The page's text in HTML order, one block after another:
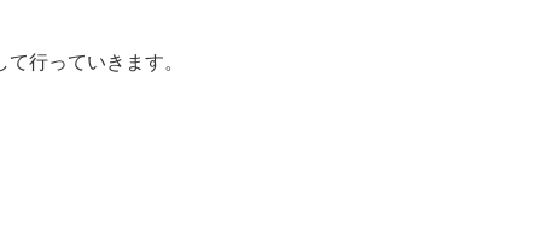
行っていきます。